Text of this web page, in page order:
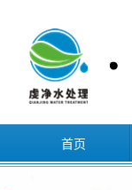
首页